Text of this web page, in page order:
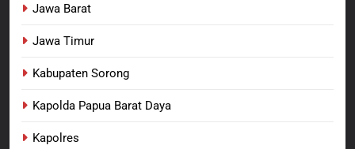
Jawa Barat
Jawa Timur
Kabupaten Sorong
Kapolda Papua Barat Daya
Kapolres